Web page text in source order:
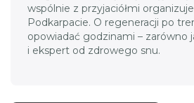
wspólnie z przyjaciółmi
Podkarpacie. O regeneracji po
opowiadać godzinami – zarówno
i ekspert od zdrowego snu.